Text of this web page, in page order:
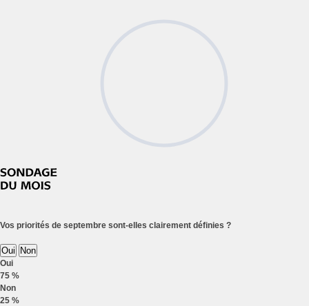
Vos priorités de septembre sont-elles clairement définies ?
Oui Non
Oui
75 %
Non
25 %